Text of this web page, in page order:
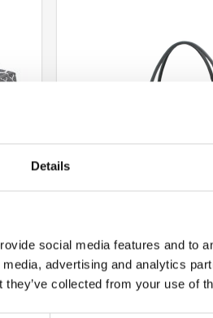
Details
social media features and to
advertising and analytics
collected from your use of
SPORTTASSEN
Brede Tas/Sporttas – Zwart